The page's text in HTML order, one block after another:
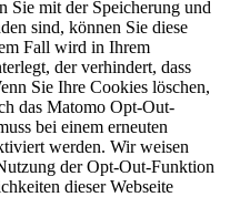
Sie mit der Speicherung und
sind, können Sie diese
Fall wird in Ihrem
der verhindert, dass
Sie Ihre Cookies löschen,
das Matomo Opt-Out-
bei einem erneuten
werden. Wir weisen
der Opt-Out-Funktion
dieser Webseite